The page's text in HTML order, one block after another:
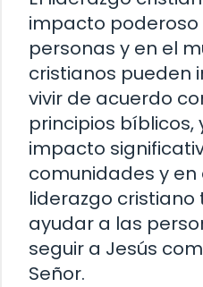
impacto poderoso
personas y en el
cristianos pueden
vivir de acuerdo
principios bíblicos,
impacto
comunidades y en
liderazgo
ayudar a las
seguir a Jesús
Señor.